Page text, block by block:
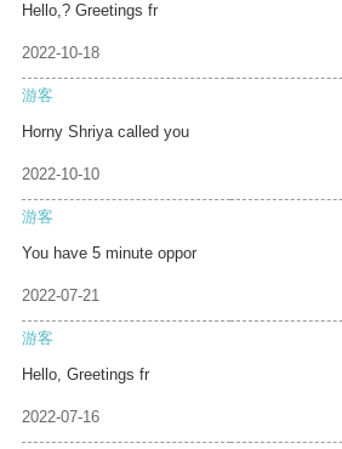
Hello,? Greetings fr
2022-10-18
游客
Horny Shriya called you
2022-10-10
游客
You have 5 minute oppor
2022-07-21
游客
Hello, Greetings fr
2022-07-16